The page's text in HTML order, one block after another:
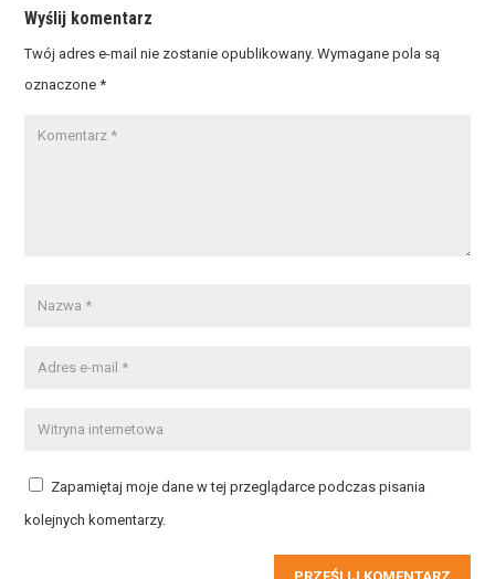
Wyślij komentarz
Twój adres e-mail nie zostanie opublikowany. Wymagane pola są
oznaczone*
Zapamiętaj moje dane w tej przeglądarce podczas pisania
kolejnych komentarzy.